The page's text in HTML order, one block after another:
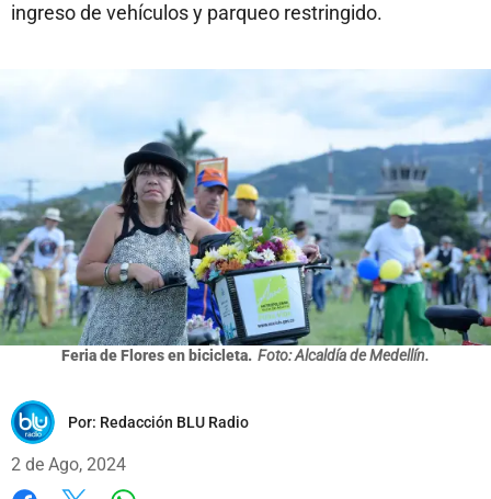
ingreso de vehículos y parqueo restringido.
Feria de Flores en bicicleta. Foto: Alcaldía de Medellín.
Por: Redacción BLU Radio
2 de Ago, 2024